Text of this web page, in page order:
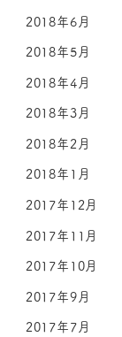
2018年6月
2018年5月
2018年4月
2018年3月
2018年2月
2018年1月
2017年12月
2017年11月
2017年10月
2017年9月
2017年7月